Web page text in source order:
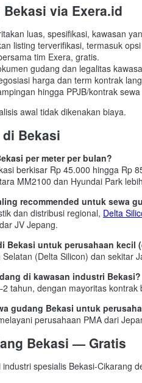
via Exera.id
luas, spesifikasi, kawasan
listing terverifikasi, termasuk
tim Exera, gratis.
gudang dan legalitas
harga dan term kontrak
hingga PPJB/kontrak
awal tidak dikenakan biaya.
Bekasi
per meter per bulan?
berkisar Rp 45.000 hingga Rp
MM2100 dan Hyundai Park
recommended untuk sewa
dan distribusi regional, Delta
JV Jepang.
Bekasi untuk perusahaan kecil
(Delta Silicon) dan
di kawasan industri Bekasi?
tahun, dengan mayoritas
gudang Bekasi untuk
perusahaan PMA dari
Bekasi — Gratis
spesialis Bekasi-